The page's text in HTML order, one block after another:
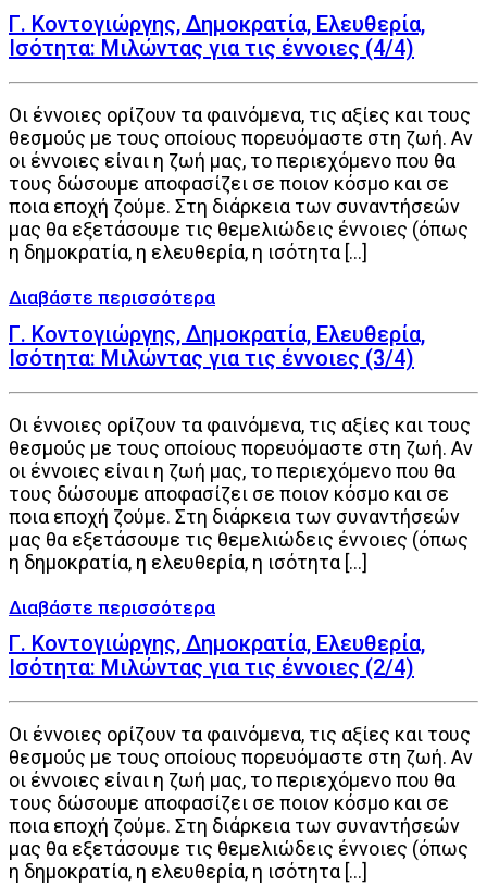
Γ. Κοντογιώργης, Δημοκρατία, Ελευθερία,
Ισότητα: Μιλώντας για τις έννοιες (4/4)
Οι έννοιες ορίζουν τα φαινόμενα, τις αξίες και τους
θεσμούς με τους οποίους πορευόμαστε στη ζωή. Αν
οι έννοιες είναι η ζωή μας, το περιεχόμενο που θα
τους δώσουμε αποφασίζει σε ποιον κόσμο και σε
ποια εποχή ζούμε. Στη διάρκεια των συναντήσεών
μας θα εξετάσουμε τις θεμελιώδεις έννοιες (όπως
η δημοκρατία, η ελευθερία, η ισότητα […]
Γ. Κοντογιώργης, Δημοκρατία, Ελευθερία,
Ισότητα: Μιλώντας για τις έννοιες (3/4)
Οι έννοιες ορίζουν τα φαινόμενα, τις αξίες και τους
θεσμούς με τους οποίους πορευόμαστε στη ζωή. Αν
οι έννοιες είναι η ζωή μας, το περιεχόμενο που θα
τους δώσουμε αποφασίζει σε ποιον κόσμο και σε
ποια εποχή ζούμε. Στη διάρκεια των συναντήσεών
μας θα εξετάσουμε τις θεμελιώδεις έννοιες (όπως
η δημοκρατία, η ελευθερία, η ισότητα […]
Γ. Κοντογιώργης, Δημοκρατία, Ελευθερία,
Ισότητα: Μιλώντας για τις έννοιες (2/4)
Οι έννοιες ορίζουν τα φαινόμενα, τις αξίες και τους
θεσμούς με τους οποίους πορευόμαστε στη ζωή. Αν
οι έννοιες είναι η ζωή μας, το περιεχόμενο που θα
τους δώσουμε αποφασίζει σε ποιον κόσμο και σε
ποια εποχή ζούμε. Στη διάρκεια των συναντήσεών
μας θα εξετάσουμε τις θεμελιώδεις έννοιες (όπως
η δημοκρατία, η ελευθερία, η ισότητα […]